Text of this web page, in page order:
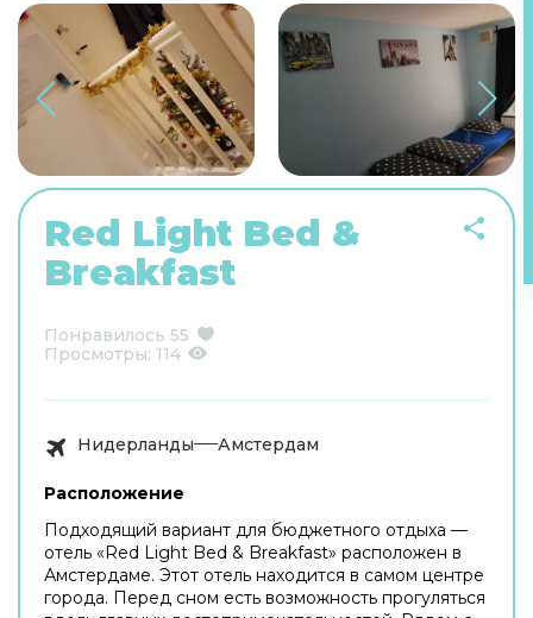
Red Light Bed &
Breakfast
Понравилось 55
Просмотры: 114
Нидерланды Амстердам
Расположение
Подходящий вариант для бюджетного отдыха —
отель «Red Light Bed & Breakfast» расположен в
Амстердаме. Этот отель находится в самом центре
города. Перед сном есть возможность прогуляться